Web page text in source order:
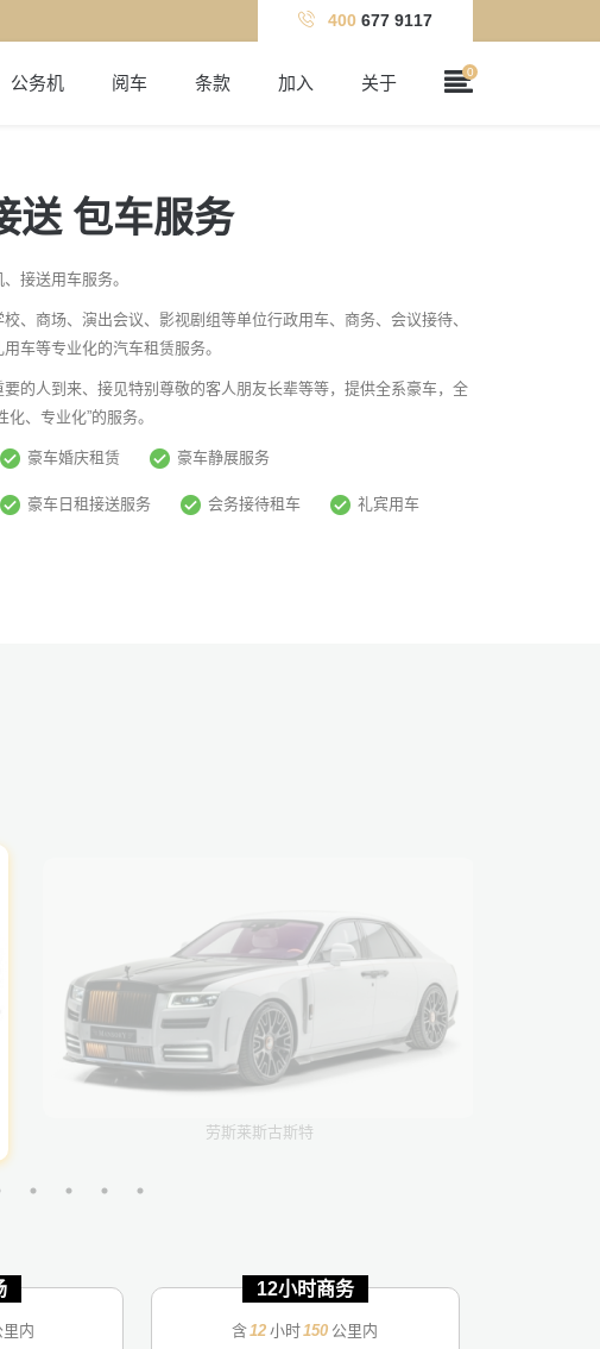
400 677 9117
公务机 阅车 条款 加入 关于
送 包车服务
接送用车服务。
、商场、演出会议、影视剧组等单位行政用车、商务、会议接待、
车等专业化的汽车租赁服务。
的人到来、接见特别尊敬的客人朋友长辈等等，提供全系豪车，全
、专业化”的服务。
豪车婚庆租赁 豪车静展服务
豪车日租接送服务 会务接待租车 礼宾用车
劳斯莱斯古斯特
12小时商务
12 150
里内
12小时商务
含12 小时150 公里内
12小时商务
12 150
12小时商务
12 150
12小时商务
12 150
12小时商务
12 150
12小时商务
12 150
12小时商务
12 150
12小时商务
12 150
12小时商务
12 150
整日包
12 150
送 整日包
12 150
送 整日包
12 150
送 整日包
12 150
送 整日包
12 150
送 整日包
12 150
送 整日包
12 150
送 整日包
12 150
送 整日包
12 150
送 整日包
12 150